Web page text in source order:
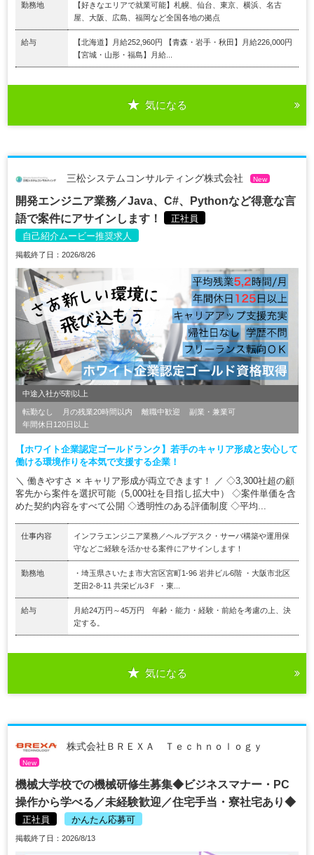
勤務地
【好きなエリアで就業可能】札幌、仙台、東京、横浜、名古
屋、大阪、広島、福岡など全国各地の拠点
給与
【北海道】月給252,960円 【青森・岩手・秋田】月給226,000円
【宮城・山形・福島】月給...
気になる
三松システムコンサルティング株式会社 New
開発エンジニア業務／Java、C#、Pythonなど得意な言
語で案件にアサインします！
正社員
自己紹介ムービー推奨求人
掲載終了日：2026/8/26
中途入社が5割以上
転勤なし 月の残業20時間以内 離職中歓迎
副業・兼業可
年間休日120日以上
【ホワイト企業認定ゴールドランク】若手のキャリア形成と安心して
働ける環境作りを本気で支援する企業！
＼ 働きやすさ × キャリア形成が両立できます！ ／ ◇3,300社超の顧
客先から案件を選択可能（5,000社を目指し拡大中） ◇案件単価を含
めた契約内容をすべて公開 ◇透明性のある評価制度 ◇平均...
仕事内容
インフラエンジニア業務／ヘルプデスク・サーバ構築や運用保
守などご経験を活かせる案件にアサインします！
勤務地
・埼玉県さいたま市大宮区宮町1-96 岩井ビル6階 ・大阪市北区
芝田2-8-11 共栄ビル3Ｆ ・東...
給与
月給24万円～45万円 年齢・能力・経験・前給を考慮の上、決
定する。
気になる
株式会社ＢＲＥＸＡ Ｔｅｃｈｎｏｌｏｇｙ
New
機械大学校での機械研修生募集◆ビジネスマナー・PC
操作から学べる／未経験歓迎／住宅手当・寮社宅あり◆
正社員 かんたん応募可
掲載終了日：2026/8/13